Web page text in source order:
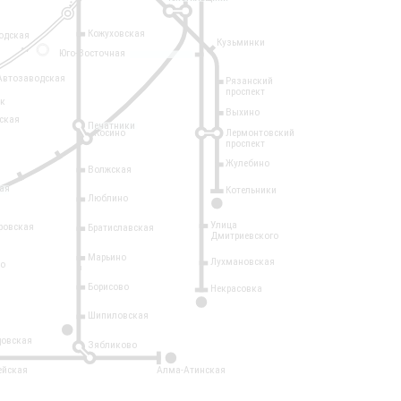
2
14
Кузьминки
Рязанский
проспект
Выхино
Лермонтовский
проспект
Жулебино
Котельники
Кожуховская
Печатники
Волжская
Люблино
Братиславская
Марьино
Борисово
Шипиловская
Зябликово
Алма-Атинская
Улица
Дмитриевского
Лухмановская
Некрасовка
Косино
Юго-Восточная